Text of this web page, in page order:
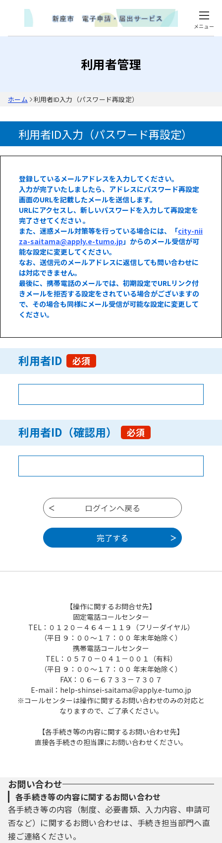
メニュー
利用者管理
ホーム 利用者ID入力（パスワード再設定）
利用者ID入力（パスワード再設定）
登録しているメールアドレスを入力してください。
入力が完了いたしましたら、アドレスにパスワード再設定
画面のURLを記載したメールを送信します。
URLにアクセスし、新しいパスワードを入力して再設定を
完了させてください 。
また、迷惑メール対策等を行っている場合には、「city-nii
za-saitama@apply.e-tumo.jp」からのメール受信が可
能な設定に変更してください。
なお、送信元のメールアドレスに返信しても問い合わせに
は対応できません。
最後に、携帯電話のメールでは、初期設定でURLリンク付
きメールを拒否する設定をされている場合がございますの
で、その場合も同様にメール受信が可能な設定に変更して
ください。
利用者ID 必須
利用者ID（確認用） 必須
【操作に関するお問合せ先】
固定電話コールセンター
TEL：０１２０－４６４－１１９（フリーダイヤル）
（平日 ９：００～１７：００ 年末年始除く）
携帯電話コールセンター
TEL：０５７０－０４１－００１（有料）
（平日 ９：００～１７：００ 年末年始除く）
FAX：０６－６７３３－７３０７
E-mail：help-shinsei-saitama＠apply.e-tumo.jp
※コールセンターは操作に関するお問い合わせのみの対応と
なりますので、ご了承ください。
【各手続き等の内容に関するお問い合わせ先】
直接各手続きの担当課にお問い合わせください。
お問い合わせ
各手続き等の内容に関するお問い合わせ
各手続き等の内容（制度、必要書類、入力内容、申請可
否など）に関するお問い合わせは、手続き担当部門へ直
接ご連絡ください。